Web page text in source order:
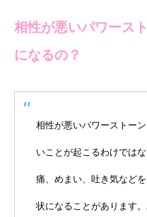
相性が悪いパワース
になるの？
相性が悪いパワーストー
いことが起こるわけでは
痛、めまい、吐き気など
状になることがあります